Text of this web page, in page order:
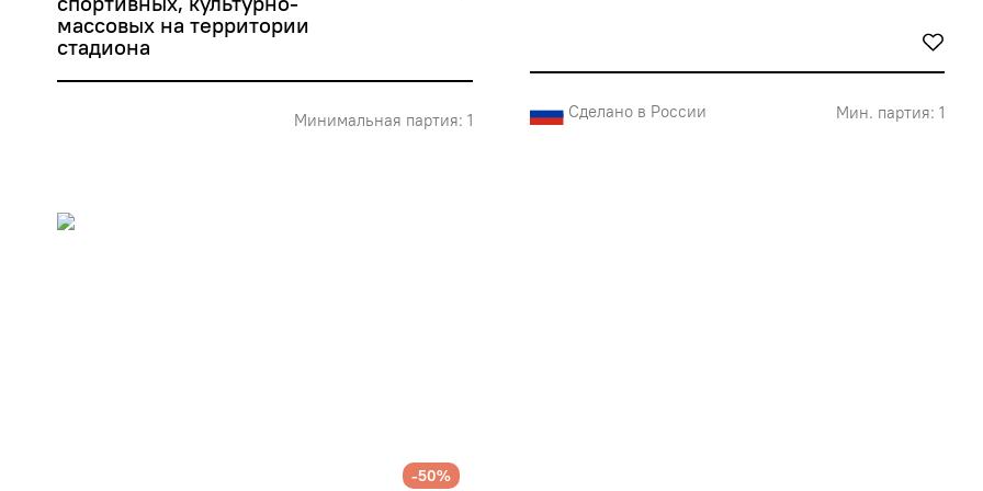
массовых на территории
стадиона
Минимальная партия: 1 Сделано в России Мин. партия: 1
-50%